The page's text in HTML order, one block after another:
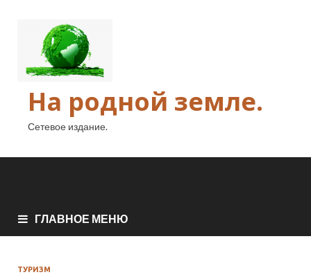
На родной земле.
Сетевое издание.
ГЛАВНОЕ МЕНЮ
ТУРИЗМ